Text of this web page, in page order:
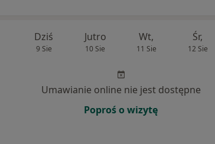
Dziś
9 Sie
Jutro
10 Sie
Wt,
11 Sie
Śr,
12 Sie
Umawianie online nie jest dostępne
Poproś o wizytę